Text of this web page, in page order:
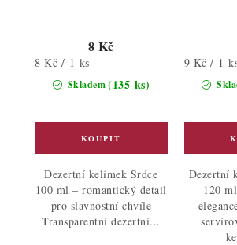
Skladem(135 ks)
8 Kč
Měrná
cena:
8 Kč / 1 ks
Dezertní kelímek Srdce
100 ml – romantický detail
pro slavnostní chvíle
Transparentní dezertní...
Měrná
cena:
9 Kč / 1
Dezertní
120